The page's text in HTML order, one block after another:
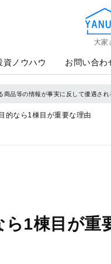
大家
資ノウハウ お問い合わ
品等の情報が事実に反して優遇され
的なら1棟目が重要な理由
1棟目が重